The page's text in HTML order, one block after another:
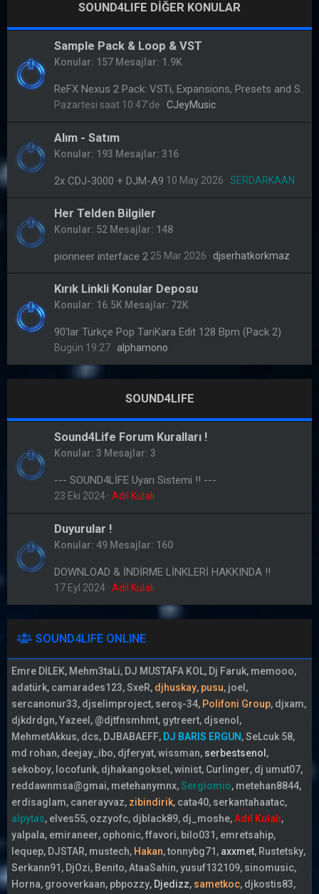
SOUND4LIFE DİĞER KONULAR
Sample Pack & Loop & VST
Konular 157 Mesajlar 1.9K
Pazartesi saat 10:47'de
CJeyMusic
Alım - Satım
Konular 193 Mesajlar 316
2x CDJ-3000 + DJM-A9 10 May 2026 SERDARKAAN
Her Telden Bilgiler
Konular 52 Mesajlar 148
pionneer interface 2 25 Mar 2026 djserhatkorkmaz
Kırık Linkli Konular Deposu
Konular 16.5K Mesajlar 72K
90'lar Türkçe Pop TariKara Edit 128 Bpm (Pack 2)
Bugün 19:27 alphamono
SOUND4LIFE
Sound4Life Forum Kuralları !
Konular 3 Mesajlar 3
--- SOUND4LİFE Uyarı Sistemi !! ---
23 Eki 2024 Adil Kulalı
Duyurular !
Konular 49 Mesajlar 160
DOWNLOAD & İNDİRME LİNKLERİ HAKKINDA !!
17 Eyl 2024 Adil Kulalı
SOUND4LIFE ONLINE
Emre DİLEK Mehm3taLi DJ MUSTAFA KOL Dj Faruk memooo
adatürk camarades123 SxeR djhuskay pusu joel
sercanonur33 djselimproject seroş-34 Polifoni Group djxam
djkdrdgn Yazeel @djtfnsmhmt gytreert djsenol
MehmetAkkus dcs DJBABAEFF DJ BARIS ERGUN SeLcuk 58
md rohan deejay_ibo djferyat wissman serbestsenol
sekoboy
locofunk djhakangoksel winist Curlinger dj umut07
reddawnmsa@gmai metehanymnx Sergiomio metehan8844
erdisaglam canerayvaz zibindirik cata40 serkantahaatac
alpytas elves55 ozzyofc djblack89 dj_moshe Adil Kulalı
yalpala emiraneer ophonic ffavori bilo031
emretsahip
lequep DJSTAR mustech Hakan tonnybg71 axxmet Rustetsky
Serkann91
DjOzi Benito AtaaSahin yusuf132109 sinomusic
Horna grooverkaan pbpozzy Djedizz sametkoc djkostis83